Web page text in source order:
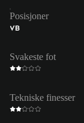
Posisjoner
VB
Svakeste fot
Tekniske finesser